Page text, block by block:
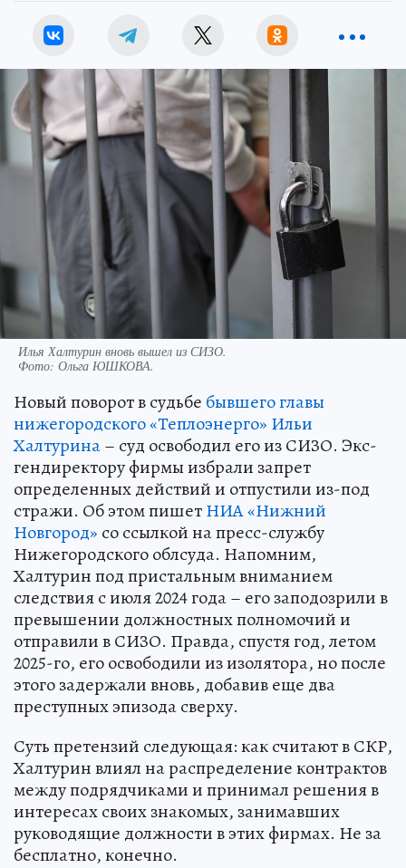
Илья Халтурин вновь вышел из СИЗО.
Фото: Ольга ЮШКОВА.
Новый поворот в судьбе бывшего главы
нижегородского «Теплоэнерго» Ильи
Халтурина– суд освободил его из СИЗО. Экс-
гендиректору фирмы избрали запрет
определенных действий и отпустили из-под
стражи. Об этом пишетНИА «Нижний
Новгород» со ссылкой на пресс-службу
Нижегородского облсуда. Напомним,
Халтурин под пристальным вниманием
следствия с июля 2024 года – его заподозрили в
превышении должностных полномочий и
отправили в СИЗО. Правда, спустя год, летом
2025-го, его освободили из изолятора, но после
этого задержали вновь, добавив еще два
преступных эпизода сверху.
Суть претензий следующая: как считают в СКР,
Халтурин влиял на распределение контрактов
между подрядчиками и принимал решения в
интересах своих знакомых, занимавших
руководящие должности в этих фирмах. Не за
бесплатно, конечно.